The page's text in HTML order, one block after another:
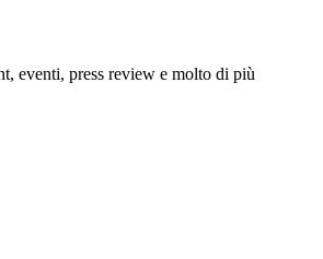
eventi, press review e molto di più